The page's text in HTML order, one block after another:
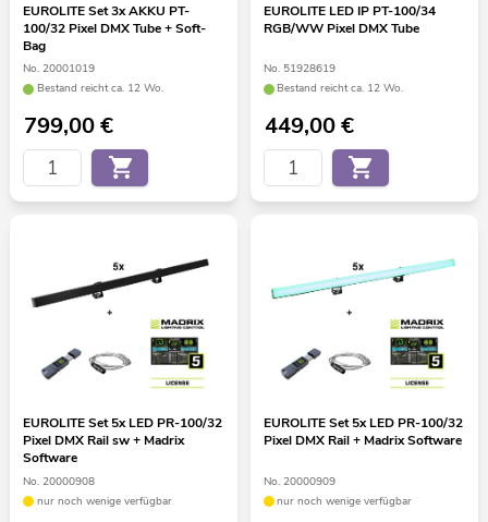
EUROLITE Set 3x AKKU PT-
100/32 Pixel DMX Tube + Soft-
Bag
No. 20001019
Bestand reicht ca. 12 Wo.
799,00€
EUROLITE LED IP PT-100/34
RGB/WW Pixel DMX Tube
No. 51928619
Bestand reicht ca. 12 Wo.
449,00€
EUROLITE Set 5x LED PR-100/32
Pixel DMX Rail sw + Madrix
Software
No. 20000908
nur noch wenige verfügbar
EUROLITE Set 5x LED PR-100/32
Pixel DMX Rail + Madrix Software
No. 20000909
nur noch wenige verfügbar